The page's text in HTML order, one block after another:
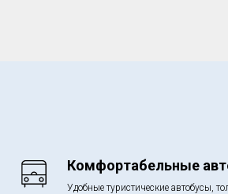
Комфортабельные
Удобные туристические автобусы,